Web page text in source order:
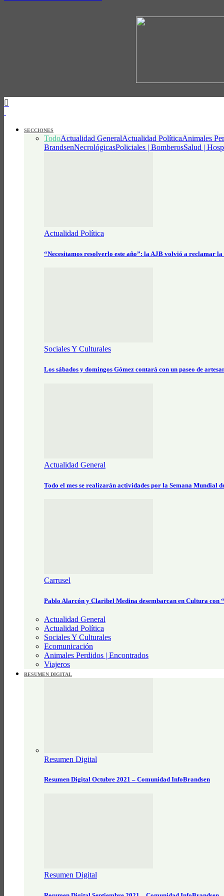
SECCIONES
TodoActualidad GeneralActualidad PolíticaAnimales
BrandsenNecrológicasPoliciales | BomberosSalud |
Actualidad Política
“Necesitamos resolverlo este año”: la AJB volvió a reclamar
Sociales Y Culturales
Los sábados y domingos Gómez contará con un paseo de
Actualidad General
Todo el mes se realizarán actividades por la Semana Mundial
Carrusel
Pablo Alarcón y Claribel Medina desembarcan en Cultura con
Actualidad General
Actualidad Política
Sociales Y Culturales
Ecomunicación
Animales Perdidos | Encontrados
Viajeros
RESUMEN DIGITAL
Resumen Digital
Resumen Digital Octubre 2021 – Comunidad InfoBrandsen
Resumen Digital